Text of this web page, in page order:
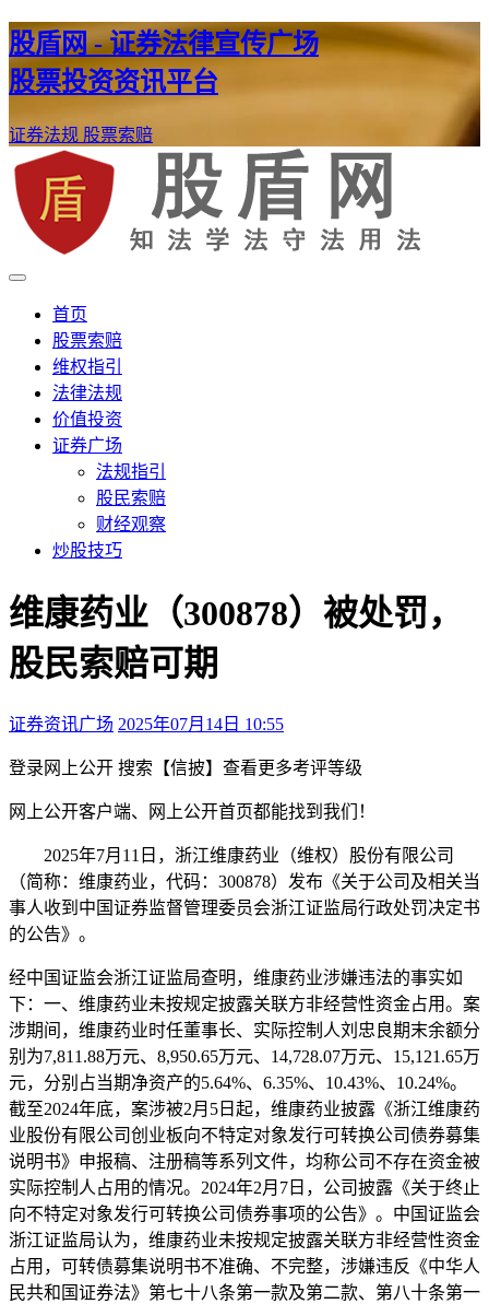
股盾网 - 证券法律宣传广场
股票投资资讯平台
证券法规 股票索赔
股盾网
证券股票维权网
首页
股票索赔
维权指引
法律法规
价值投资
证券广场
法规指引
股民索赔
财经观察
炒股技巧
维康药业（300878）被处罚，
股民索赔可期
证券资讯广场 2025年07月14日 10:55
登录 网上公开 搜索【信披】查看更多考评等级
网上公开客户端、 网上公开首页都能找到我们！
2025年7月11日，浙江维康药业 （维权） 股份有限公司
（简称：维康药业，代码：300878）发布《关于公司及相关当
事人收到中国证券监督管理委员会浙江证监局行政处罚决定书
的公告》。
经中国证监会浙江证监局查明，维康药业涉嫌违法的事实如
下：一、维康药业未按规定披露关联方非经营性资金占用。案
涉期间，维康药业时任董事长、实际控制人刘忠良期末余额分
别为7,811.88万元、8,950.65万元、14,728.07万元、15,121.65万
元，分别占当期净资产的5.64%、6.35%、10.43%、10.24%。
截至2024年底，案涉被2月5日起，维康药业披露《浙江维康药
业股份有限公司创业板向不特定对象发行可转换公司债券募集
说明书》申报稿、注册稿等系列文件，均称公司不存在资金被
实际控制人占用的情况。2024年2月7日，公司披露《关于终止
向不特定对象发行可转换公司债券事项的公告》。中国证监会
浙江证监局认为，维康药业未按规定披露关联方非经营性资金
占用，可转债募集说明书不准确、不完整，涉嫌违反《中华人
民共和国证券法》第七十八条第一款及第二款、第八十条第一